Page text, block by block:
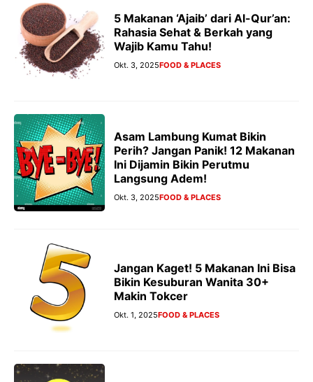
5 Makanan ‘Ajaib’ dari Al-Qur’an:
Rahasia Sehat & Berkah yang
Wajib Kamu Tahu!
Okt. 3, 2025FOOD & PLACES
Asam Lambung Kumat Bikin
Perih? Jangan Panik! 12 Makanan
Ini Dijamin Bikin Perutmu
Langsung Adem!
Okt. 3, 2025FOOD & PLACES
Jangan Kaget! 5 Makanan Ini Bisa
Bikin Kesuburan Wanita 30+
Makin Tokcer
Okt. 1, 2025FOOD & PLACES